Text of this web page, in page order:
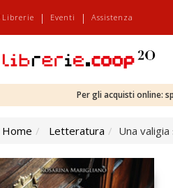
Librerie | Eventi | Assistenza
Per gli acquisti online:
Home Letteratura Una